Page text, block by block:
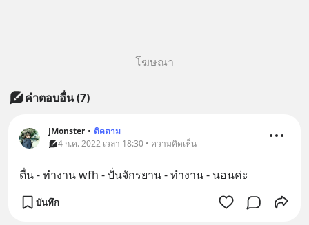
โฆษณา
คำตอบอื่น(7)
JMonster • ติดตาม
4 ก.ค. 2022 เวลา 18:30 • ความคิดเห็น
ตื่น - ทำงาน wfh - ปั่นจักรยาน - ทำงาน - นอนค่ะ
บันทึก